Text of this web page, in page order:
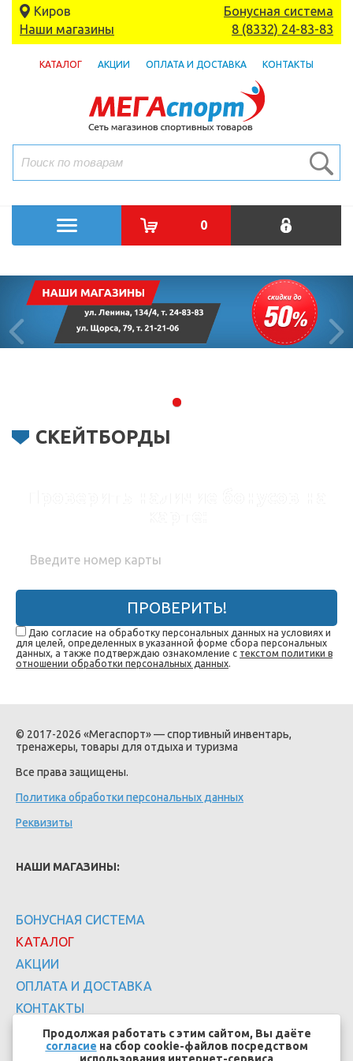
Киров
Наши магазины
Бонусная система
8 (8332) 24-83-83
КАТАЛОГ АКЦИИ ОПЛАТА И ДОСТАВКА КОНТАКТЫ
0
СКЕЙТБОРДЫ
ПРОВЕРИТЬ!
Даю согласие на обработку персональных данных на условиях и
для целей, определенных в указанной форме сбора персональных
данных, а также подтверждаю ознакомление с текстом политики в
отношении обработки персональных данных.
© 2017-2026 «Мегаспорт» — спортивный инвентарь,
тренажеры, товары для отдыха и туризма
Все права защищены.
Политика обработки персональных данных
Реквизиты
НАШИ МАГАЗИНЫ:
БОНУСНАЯ СИСТЕМА
КАТАЛОГ
АКЦИИ
ОПЛАТА И ДОСТАВКА
КОНТАКТЫ
Продолжая работать с этим сайтом, Вы даёте
согласие на сбор cookie-файлов посредством